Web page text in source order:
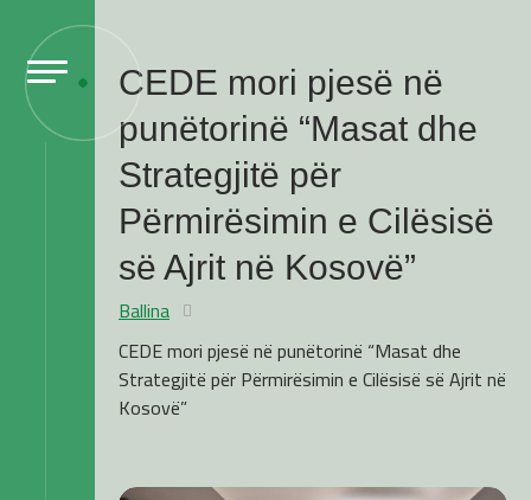
CEDE mori pjesë në
punëtorinë “Masat dhe
Strategjitë për
Përmirësimin e Cilësisë
së Ajrit në Kosovë”
Ballina
CEDE mori pjesë në punëtorinë “Masat dhe
Strategjitë për Përmirësimin e Cilësisë së Ajrit në
Kosovë”